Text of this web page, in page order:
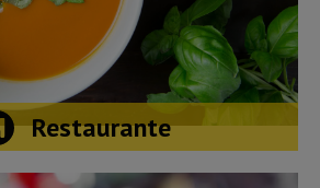
Restaurante